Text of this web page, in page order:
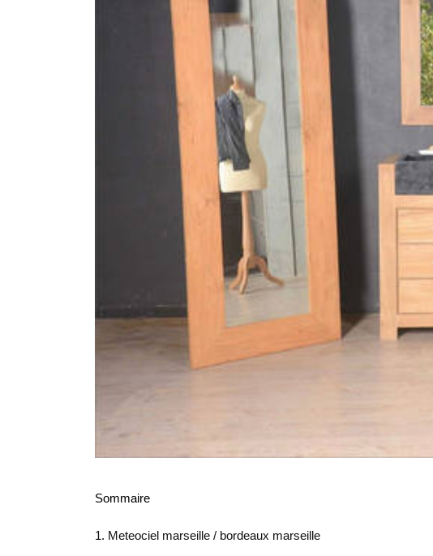
Sommaire
Meteociel marseille / bordeaux marseille